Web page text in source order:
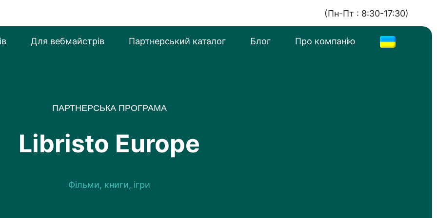
(Пн-Пт : 8:30-17:30)
Для вебмайстрiв Партнерський каталог Блог Про компанію
ПАРТНЕРСЬКА ПРОГРАМА
Libristo Europe
Фільми, книги, ігри